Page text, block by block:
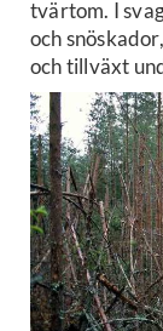
tvärtom. I
och
och tillväxt